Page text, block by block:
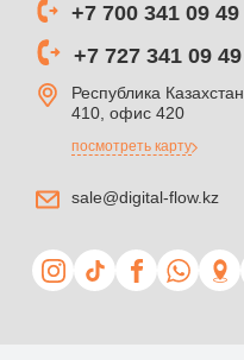
+7 700 341 09 49
+7 727 341 09 49
Республика
410, офис 420
посмотреть карту
sale@digital-flow.kz